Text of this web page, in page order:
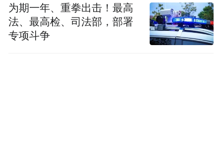
为期一年、重拳出击！最高
法、最高检、司法部，部署
专项斗争